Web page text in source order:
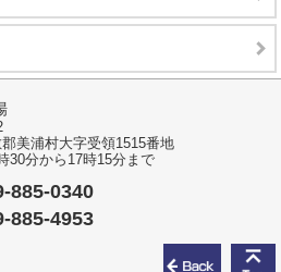
前の
美浦村大字受領1515番地
30分から17時15分まで
885-0340
885-4953